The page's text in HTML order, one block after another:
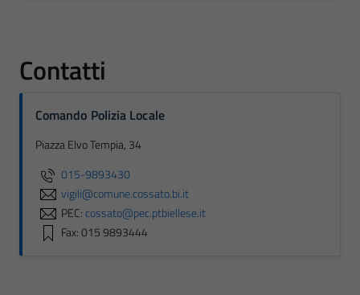
Contatti
Comando Polizia Locale
Piazza Elvo Tempia, 34
015-9893430
vigili@comune.cossato.bi.it
PEC:cossato@pec.ptbiellese.it
Fax: 015 9893444